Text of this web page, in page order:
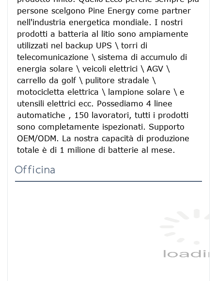
persone scelgono Pine Energy come partner
nell'industria energetica mondiale. I nostri
prodotti a batteria al litio sono ampiamente
utilizzati nel backup UPS \ torri di
telecomunicazione \ sistema di accumulo di
energia solare \ veicoli elettrici \ AGV \
carrello da golf \ pulitore stradale \
motocicletta elettrica \ lampione solare \ e
utensili elettrici ecc. Possediamo 4 linee
automatiche , 150 lavoratori, tutti i prodotti
sono completamente ispezionati. Supporto
OEM/ODM. La nostra capacità di produzione
totale è di 1 milione di batterie al mese.
Officina